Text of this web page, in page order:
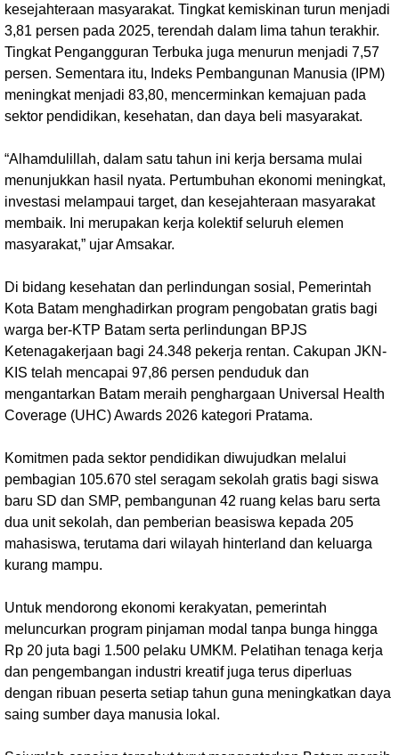
kesejahteraan masyarakat. Tingkat kemiskinan turun menjadi
3,81 persen pada 2025, terendah dalam lima tahun terakhir.
Tingkat Pengangguran Terbuka juga menurun menjadi 7,57
persen. Sementara itu, Indeks Pembangunan Manusia (IPM)
meningkat menjadi 83,80, mencerminkan kemajuan pada
sektor pendidikan, kesehatan, dan daya beli masyarakat.
“Alhamdulillah, dalam satu tahun ini kerja bersama mulai
menunjukkan hasil nyata. Pertumbuhan ekonomi meningkat,
investasi melampaui target, dan kesejahteraan masyarakat
membaik. Ini merupakan kerja kolektif seluruh elemen
masyarakat,” ujar Amsakar.
Di bidang kesehatan dan perlindungan sosial, Pemerintah
Kota Batam menghadirkan program pengobatan gratis bagi
warga ber-KTP Batam serta perlindungan BPJS
Ketenagakerjaan bagi 24.348 pekerja rentan. Cakupan JKN-
KIS telah mencapai 97,86 persen penduduk dan
mengantarkan Batam meraih penghargaan Universal Health
Coverage (UHC) Awards 2026 kategori Pratama.
Komitmen pada sektor pendidikan diwujudkan melalui
pembagian 105.670 stel seragam sekolah gratis bagi siswa
baru SD dan SMP, pembangunan 42 ruang kelas baru serta
dua unit sekolah, dan pemberian beasiswa kepada 205
mahasiswa, terutama dari wilayah hinterland dan keluarga
kurang mampu.
Untuk mendorong ekonomi kerakyatan, pemerintah
meluncurkan program pinjaman modal tanpa bunga hingga
Rp 20 juta bagi 1.500 pelaku UMKM. Pelatihan tenaga kerja
dan pengembangan industri kreatif juga terus diperluas
dengan ribuan peserta setiap tahun guna meningkatkan daya
saing sumber daya manusia lokal.